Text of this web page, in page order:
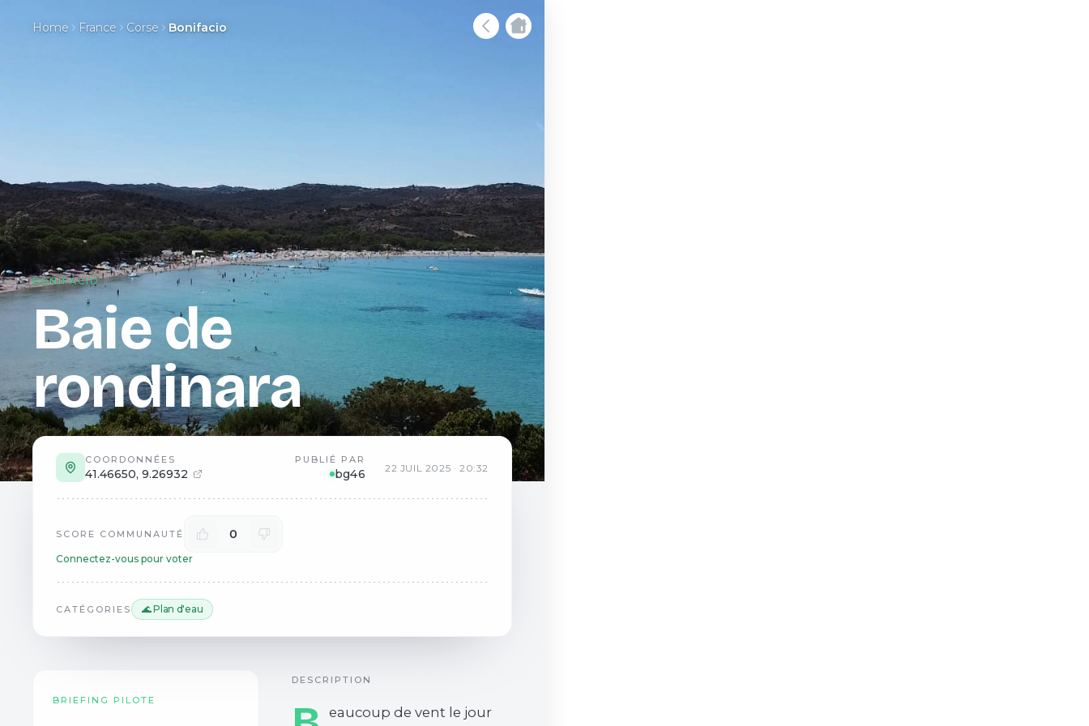
Home France Corse Bonifacio
BONIFACIO
Baie de
rondinara
COORDONNÉES
41.46650, 9.26932
PUBLIÉ PAR
bg46 22 JUIL 2025 · 20:32
SCORE COMMUNAUTÉ 0
Connectez-vous pour voter
CATÉGORIES 🌊 Plan d'eau
BRIEFING PILOTE
DESCRIPTION
eaucoup de vent le jour